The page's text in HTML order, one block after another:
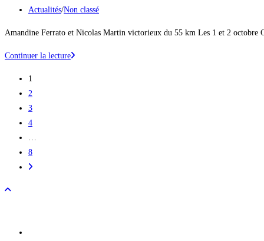
la
publiée :
Post
Actualités/Non classé
Amandine Ferrato et Nicolas Martin victorieux du 55 km Les 1 et 2 octobre
Continuer la lectureArrivée
1
2
3
4
…
8
Aller